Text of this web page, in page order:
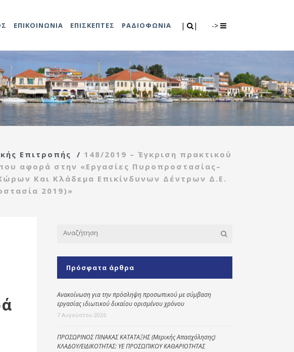
| | ->
σταθμοί
Τμήμα Πρόνοιας
Κέντρο
γυναικών
Κέντρο ανοιχτής
προστασίας
Κοινωνικό
Kοινωνικό
φαρμακείο
Πρόγραμμα
“Βοήθεια στο σπίτι”
Φροντίδας
Ηλικιωμένων
2014-2020
2021-2027
Δομές Πολιτισμού
Πολιτιστικές εκδηλώσεις
ΕΠΙΚΟΙΝΩΝΙΑ ΕΠΙΣΚΕΠΤΕΣ ΡΑΔΙΟΦΩΝΙΑ
Επιτροπής / 148/2019 – Έγκριση πρακτικού
αφορά στην «Εργασίες Πυροπροστασίας–
Και Κλάδεμα Επικίνδυνων Δέντρων Δ.Ε.
2019)»
Πρόσφατα άρθρα
Ανακοίνωση για την πρόσληψη προσωπικού με σύμβαση
εργασίας ιδιωτικού δικαίου ορισμένου χρόνου
7 Αυγούστου 2026
ΠΡΟΣΩΡΙΝΟΣ ΠΙΝΑΚΑΣ ΚΑΤΑΤΑΞΗΣ (Μερικής Απασχόλησης)
ΚΛΑΔΟΥ/ΕΙΔΙΚΟΤΗΤΑΣ: ΥΕ ΠΡΟΣΩΠΙΚΟΥ ΚΑΘΑΡΙΟΤΗΤΑΣ